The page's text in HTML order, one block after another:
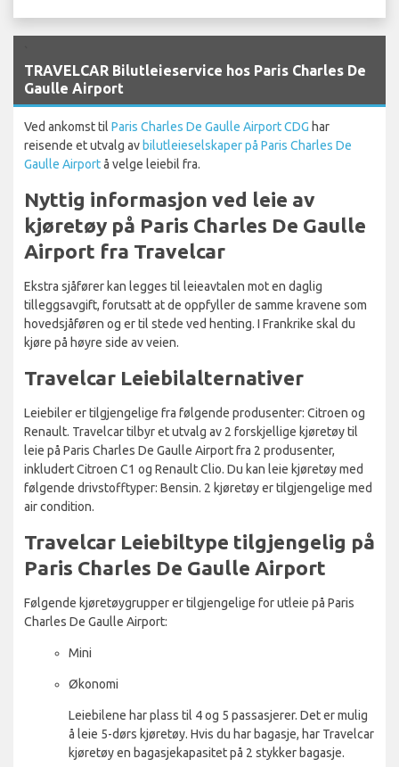
TRAVELCAR Bilutleieservice hos Paris Charles De
Gaulle Airport
Ved ankomst til Paris Charles De Gaulle Airport CDG har
reisende et utvalg avbilutleieselskaper på Paris Charles De
Gaulle Airportå velge leiebil fra.
Nyttig informasjon ved leie av
kjøretøy på Paris Charles De Gaulle
Airport fra Travelcar
Ekstra sjåfører kan legges til leieavtalen mot en daglig
tilleggsavgift, forutsatt at de oppfyller de samme kravene som
hovedsjåføren og er til stede ved henting. I Frankrike skal du
kjøre på høyre side av veien.
Travelcar Leiebilalternativer
Leiebiler er tilgjengelige fra følgende produsenter: Citroen og
Renault. Travelcar tilbyr et utvalg av 2 forskjellige kjøretøy til
leie på Paris Charles De Gaulle Airport fra 2 produsenter,
inkludert Citroen C1 og Renault Clio. Du kan leie kjøretøy med
følgende drivstofftyper: Bensin. 2 kjøretøy er tilgjengelige med
air condition.
Travelcar Leiebiltype tilgjengelig på
Paris Charles De Gaulle Airport
Følgende kjøretøygrupper er tilgjengelige for utleie på Paris
Charles De Gaulle Airport:
Mini
Økonomi
Leiebilene har plass til 4 og 5 passasjerer. Det er mulig
å leie 5-dørs kjøretøy. Hvis du har bagasje, har Travelcar
kjøretøy en bagasjekapasitet på 2 stykker bagasje.